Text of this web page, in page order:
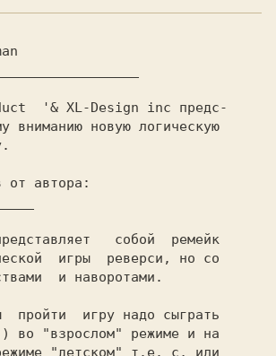
от автора:
игры  реверси, но со
и наворотами.
во "взрослом" режиме и на
"детском" т.е. с, или